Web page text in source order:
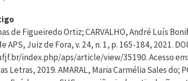
pt-br/cnods/RNV_Brasil/portugues. Acesso em: 17 set. 2024. DANTAS, Ana Carolina de Moraes Teixeira Vilela et al. Transformando práticas em modelo: caminhos para uma Rede de Atenção à Saúde da População em Situação de Rua. Ciência & Saúde Coletiva, Rio de Janeiro, v. 30, n. 1, e03102024, 2025. DOI: https://doi.org/10.1590/1413-81232025301.03102024. Disponível em: https://www.scielo.br/j/csc/a/RWb4HypDqLbBdgYcbD4q73K/?lang=pt. Acesso em: 24 mar. 2026. DINIZ, Maria Cecília P.; FIGUEIREDO, Betânia Gonçalves; SCHALL, Virgínia Torres. Hortênsia de Hollanda: a arte da educação em saúde para prevenção e controle das endemias no Brasil. História, Ciências, Saúde – Manguinhos, Rio de Janeiro, v. 16, n. 2, p. 533-548, 2009. DOI: https://doi.org/10.1590/S0104-59702009000200016. Disponível em: https://www.scielo.br/j/hcsm/a/8qpt8Dmbv4HQrj9rKQScYSf/?lang=pt. Acesso em: 24 mar. 2026. DONATO, Ausonia Favorido; ROSENBURG, Cornélio Pedroso. Algumas ideias sobre a relação educação e comunicação no âmbito da saúde. Saúde e Sociedade, São Paulo, v. 12, n. 2, p. 18-25, 2003. DOI: https://doi.org/10.1590/S0104-12902003000200003. Disponível em: https://www.scielo.br/j/sausoc/a/3LPSCkXmznYnKmmdWV6MNvw/?lang=pt. Acesso em: 24 mar. 2026. FUNDAÇÃO OSWALDO CRUZ (FIOCRUZ). Estratégia Fiocruz para a Agenda 2030. Fórum Terra 2030. Rio de Janeiro, 2024a. Disponível em: https://efa2030fiocruz.org/forumterra2030/. Acesso em: 19 set. 2024. FUNDAÇÃO OSWALDO CRUZ (FIOCRUZ). Estratégia Fiocruz para a Agenda 2030. Edital. Fórum Terra 2030. Rio de Janeiro, 2024b. Disponível em: https://terra2030.fiocruz.br. Acesso em: 6 abr. 2026. FUNDAÇÃO OSWALDO CRUZ (FIOCRUZ). Fiocruz Minas. Lançamento do livro. Belo Horizonte: Fiocruz Minas, 2024c. 1 vídeo (146min). Publicado pelo canal Fiocruz Minas. Disponível em: https://www.youtube.com/watch?v=Mka1dfhE3ho. Acesso em: 22 set. 2024. FERNANDES, Larissa. Mídia representa Pessoas em Situação de Rua de forma negativa. Jornal da USP, São Paulo, 29 jan. 2018. Disponível em: https://jornal.usp.br/ciencias/ciencias-humanas/midia-representa-pessoas-em-situacao-de-rua-de-forma-negativa/. Acesso em: 22 set. 2024. FONTANA, Rosane Teresinha et al. Reflexões sobre a educação em saúde como um processo emancipatório. Brazilian Journal of Health Review, Curitiba, v. 3, n. 3, p. 5196-5203, 2020. DOI: https://doi.org/10.34119/bjhrv3n3-096. Disponível em: https://ojs.brazilianjournals.com.br/ojs/index.php/BJHR/article/view/10651. Acesso em: 24 mar. 2026. FREIRE, Paulo. Extensão ou comunicação? 3. ed. Rio de Janeiro: Paz e Terra, 1977. FREIRE, Paulo. Pedagogia do oprimido. 17. ed. Rio de Janeiro: Paz e Terra, 1987. GOMES, Luciano Bezerra; MERHY, Emerson Elias. Compreendendo a educação popular em saúde: um estudo na literatura brasileira. Cadernos de Saúde Pública, Rio de Janeiro, v. 27, n. 1, p. 7-18, 2011. DOI: https://doi.org/10.1590/S0102-311X2011000100002. Disponível em: https://www.scielo.br/j/csp/a/wcTZ5tX8K43XdxzxVgGKfkp/?lang=pt. Acesso em: 24 mar. 2026. MARINHO, Rafaela Alves et al. “De repente, tudo fechou”: rede de cuidado à População em Situação de Rua na pandemia de covid-19. Saúde em Debate, Rio de Janeiro, v. 48, n. esp. 1, e8554, 2024. DOI: https://doi.org/10.1590/2358-28982024E18554P. Disponível em: https://www.scielo.br/j/sdeb/a/89BWCMsnHczXzkSrTwG9mjc/?lang=pt. Acesso em: 24 mar. 2026. MARTINS, Ana Luisa Jorge et